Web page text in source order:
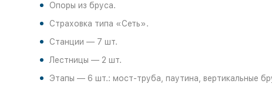
Опоры из бруса.
Страховка типа «Сеть».
Станции — 7 шт.
Лестницы — 2 шт.
Этапы — 6 шт.: мост-труба, паутина, вертикальные